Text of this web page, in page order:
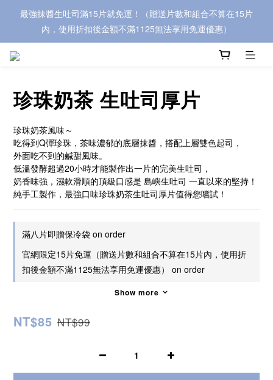
最強抹醬生吐司滿15片就免運！（贈送片數和組合不算在15片
內，使用折扣後金額不滿1125無法享用免運優惠）
珍珠奶茶 生吐司厚片
珍珠奶茶風味～
吃得到Q彈珍珠，茶味濃郁的底層抹醬，搭配上層雙色起司，
外面吃不到的鹹甜風味。
低溫發酵超過20小時才能製作出一片的完美生吐司，
奶香味強，濕軟滑順的頂級口感是 島嶼生吐司 一直以來的堅持！
純手工製作，最強口味珍珠奶茶生吐司厚片值得您嚐試！
滿八片即贈保冷袋 on order
官網限定15片免運（贈送片數和組合不算在15片內，使用折
扣後金額不滿1125無法享用免運優惠） on order
Show more
NT$85 NT$99